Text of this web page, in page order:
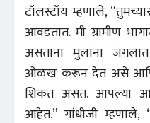
टॉलस्टॉय म्हणाले,
आवडतात. मी ग्रामीण
असताना मुलांना
ओळख करून देत असे आणि
शिकत असत. आपल्या
आहेत.” गांधीजी